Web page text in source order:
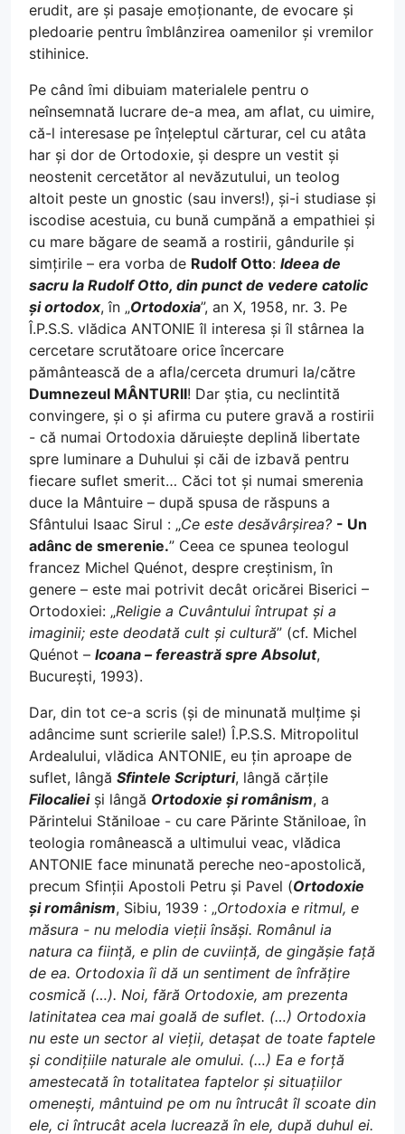
erudit, are și pasaje emoționante, de evocare și
pledoarie pentru îmblânzirea oamenilor și vremilor
stihinice.
Pe când îmi dibuiam materialele pentru o
neînsemnată lucrare de-a mea, am aflat, cu uimire,
că-l interesase pe înțeleptul cărturar, cel cu atâta
har și dor de Ortodoxie, și despre un vestit și
neostenit cercetător al nevăzutului, un teolog
altoit peste un gnostic (sau invers!), și-i studiase și
iscodise acestuia, cu bună cumpănă a empathiei și
cu mare băgare de seamă a rostirii, gândurile și
simțirile – era vorba de Rudolf Otto: Ideea de
sacru la Rudolf Otto, din punct de vedere catolic
și ortodox, în „Ortodoxia”, an X, 1958, nr. 3. Pe
Î.P.S.S. vlădica ANTONIE îl interesa și îl stârnea la
cercetare scrutătoare orice încercare
pământească de a afla/cerceta drumuri la/către
Dumnezeul MÂNTURII! Dar știa, cu neclintită
convingere, și o și afirma cu putere gravă a rostirii
- că numai Ortodoxia dăruiește deplină libertate
spre luminare a Duhului și căi de izbavă pentru
fiecare suflet smerit… Căci tot și numai smerenia
duce la Mântuire – după spusa de răspuns a
Sfântului Isaac Sirul : „Ce este desăvârșirea? - Un
adânc de smerenie.” Ceea ce spunea teologul
francez Michel Quénot, despre creștinism, în
genere – este mai potrivit decât oricărei Biserici –
Ortodoxiei: „Religie a Cuvântului întrupat și a
imaginii; este deodată cult și cultură” (cf. Michel
Quénot – Icoana – fereastră spre Absolut,
București, 1993).
Dar, din tot ce-a scris (și de minunată mulțime și
adâncime sunt scrierile sale!) Î.P.S.S. Mitropolitul
Ardealului, vlădica ANTONIE, eu țin aproape de
suflet, lângă Sfintele Scripturi, lângă cărțile
Filocalieiși lângă Ortodoxie și românism, a
Părintelui Stăniloae - cu care Părinte Stăniloae, în
teologia românească a ultimului veac, vlădica
ANTONIE face minunată pereche neo-apostolică,
precum Sfinții Apostoli Petru și Pavel (Ortodoxie
și românism, Sibiu, 1939 : „Ortodoxia e ritmul, e
măsura - nu melodia vieții însăși. Românul ia
natura ca ființă, e plin de cuviință, de gingășie față
de ea. Ortodoxia îi dă un sentiment de înfrățire
cosmică (…). Noi, fără Ortodoxie, am prezenta
latinitatea cea mai goală de suflet. (…) Ortodoxia
nu este un sector al vieții, detașat de toate faptele
și condițiile naturale ale omului. (…) Ea e forță
amestecată în totalitatea faptelor și situațiilor
omenești, mântuind pe om nu întrucât îl scoate din
ele, ci întrucât acela lucrează în ele, după duhul ei.